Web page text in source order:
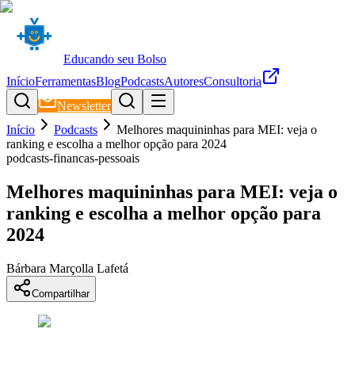
Educando seu Bolso
InícioFerramentasBlogPodcastsAutoresConsultoria
Newsletter
Início
Podcasts
Melhores maquininhas para MEI: veja o
ranking e escolha a melhor opção para 2024
podcasts-financas-pessoais
Melhores maquininhas para MEI: veja o
ranking e escolha a melhor opção para
2024
Bárbara Marçolla Lafetá
Compartilhar